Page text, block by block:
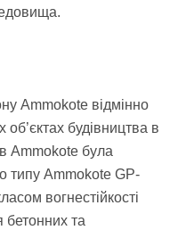
Ammokote відмінно
будівництва в
Ammokote була
типу Ammokote GP-
вогнестійкості
бетонних та